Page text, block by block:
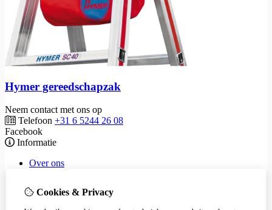
Hymer gereedschapzak
Neem contact met ons op
Telefoon +31 6 5244 26 08
Facebook
Informatie
Over ons
Privacyverklaring
Algemene voorwaarden
Cookies & Privacy